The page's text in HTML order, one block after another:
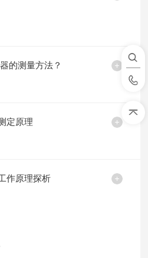
的测量方法？
定原理
作原理探析